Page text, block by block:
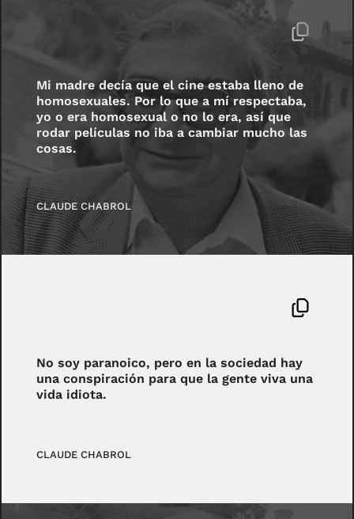
Mi madre decía que el cine estaba lleno de
homosexuales. Por lo que a mí respectaba,
yo o era homosexual o no lo era, así que
rodar películas no iba a cambiar mucho las
cosas.
CLAUDE CHABROL
No soy paranoico, pero en la sociedad hay
una conspiración para que la gente viva una
vida idiota.
CLAUDE CHABROL